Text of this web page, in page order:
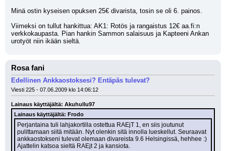
Minä ostin kyseisen opuksen 25€ divarista, tosin se oli 6. painos.
Viimeksi on tullut hankittua: AK1: Rotös ja rangaistus 12€ aa.fi:n
verkkokaupasta. Pian hankin Sammon salaisuus ja Kapteeni Ankan
urotyöt niin ikään sieltä.
Rosa fani
Edellinen Ankkaostoksesi? Entäpäs tulevat?
Viesti 225 - 07.06.2009 klo 14:06:12
Lainaus käyttäjältä: Akuhullu97
Lainaus käyttäjältä: Frodo
Perjantaina tuli lahjakortilla ostettua RAEjT 1, en siis joutunut
pulittamaan siitä mitään. Nyt olenkin sitä innolla lueskellut. Seuraavat
ankkaostokseni tulevat olemaan divareista 9.6 Helsingissä, hehhee :)
Ajattelin katsoa sieltä RAEjt 2 ja kansiota.